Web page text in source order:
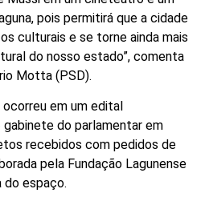
pois permitirá que a cidade
culturais e se torne ainda mais
do nosso estado”, comenta
Motta (PSD).
em um edital
do parlamentar em
recebidos com pedidos de
pela Fundação Lagunense
do espaço.